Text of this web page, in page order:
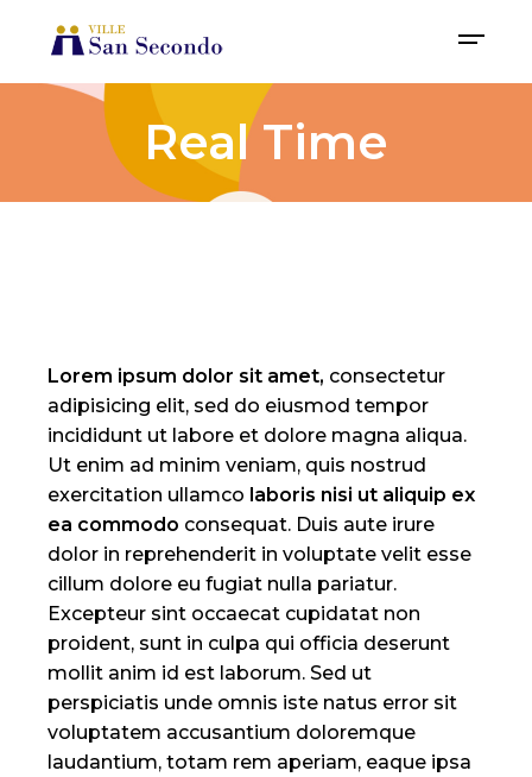
Real Time
Lorem ipsum dolor sit amet, consectetur
adipisicing elit, sed do eiusmod tempor
incididunt ut labore et dolore magna aliqua.
Ut enim ad minim veniam, quis nostrud
exercitation ullamco laboris nisi ut aliquip ex
ea commodo consequat. Duis aute irure
dolor in reprehenderit in voluptate velit esse
cillum dolore eu fugiat nulla pariatur.
Excepteur sint occaecat cupidatat non
proident, sunt in culpa qui officia deserunt
mollit anim id est laborum. Sed ut
perspiciatis unde omnis iste natus error sit
voluptatem accusantium doloremque
laudantium, totam rem aperiam, eaque ipsa